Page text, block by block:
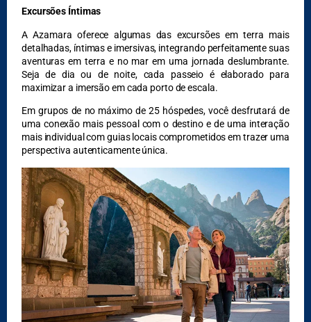
Excursões Íntimas
A Azamara oferece algumas das excursões em terra mais
detalhadas, íntimas e imersivas, integrando perfeitamente suas
aventuras em terra e no mar em uma jornada deslumbrante.
Seja de dia ou de noite, cada passeio é elaborado para
maximizar a imersão em cada porto de escala.
Em grupos de no máximo de 25 hóspedes, você desfrutará de
uma conexão mais pessoal com o destino e de uma interação
mais individual com guias locais comprometidos em trazer uma
perspectiva autenticamente única.